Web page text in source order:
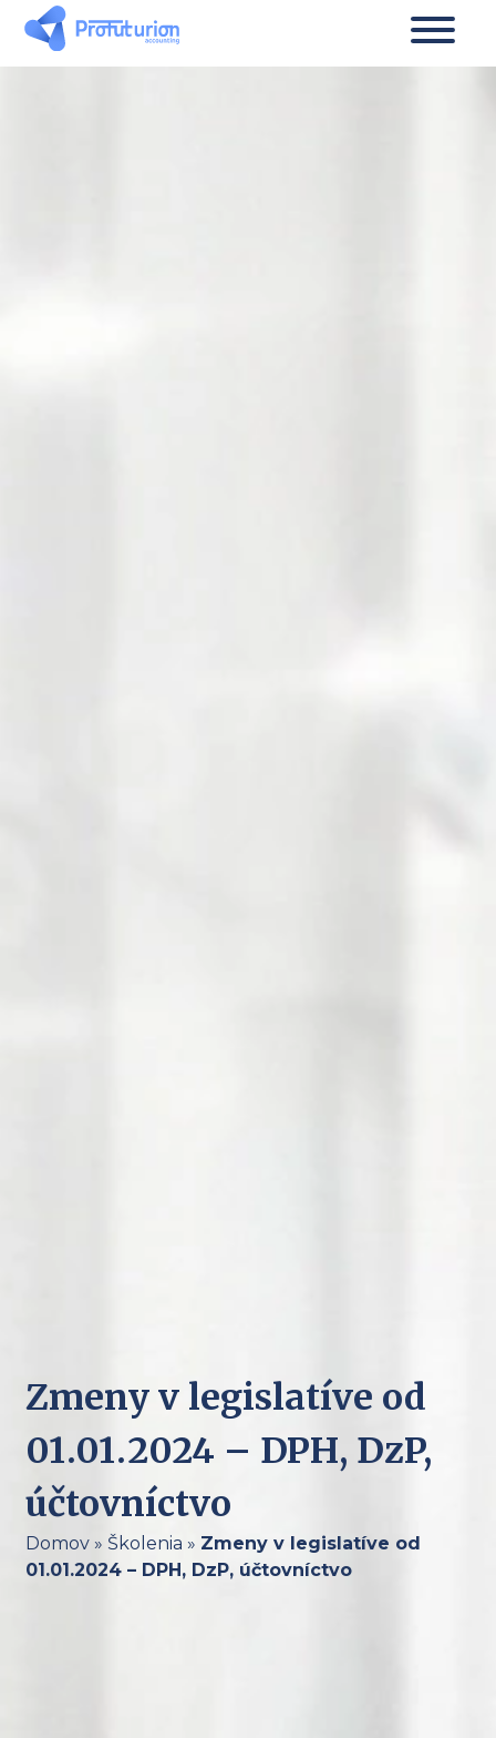
Zmeny v legislatíve od
01.01.2024 – DPH, DzP,
účtovníctvo
Domov» Školenia » Zmeny v legislatíve od
01.01.2024 – DPH, DzP, účtovníctvo